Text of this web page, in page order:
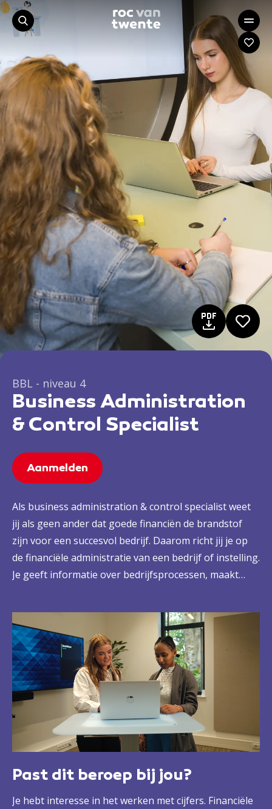
BBL - niveau 4
Business Administration
& Control Specialist
Aanmelden
Als business administration & control specialist weet
jij als geen ander dat goede financiën de brandstof
zijn voor een succesvol bedrijf. Daarom richt jij je op
de financiële administratie van een bedrijf of instelling.
Je geeft informatie over bedrijfsprocessen, maakt
geldstromen op orde zijn. Zo draag je bij aan betere
bedrijfsvoering, haal je meer uit mensen en middelen
en help je jouw organisatie belangrijke kansen
pakken.
Past dit beroep bij jou?
Je hebt interesse in het werken met cijfers. Financiële